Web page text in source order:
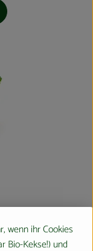
wenn ihr Cookies
Bio-Kekse!) und